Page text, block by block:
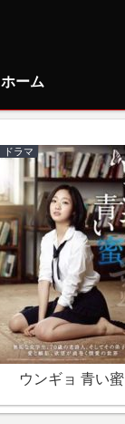
ホーム
ドラマ
ウンギョ 青い蜜